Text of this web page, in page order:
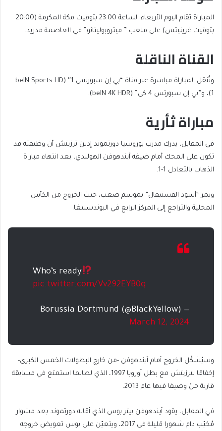
المباراة تقام اليوم الأربعاء الساعة 23:00 بتوقيت مكة المكرمة (20:00
بتوقيت غرينيتش) على ملعب ” ميتروبوليتانو” في العاصمة مدريد.
القناة الناقلة
وتُنقل المباراة مباشرة عبر قناة “بي إن سبورتس 1″ (beIN Sports HD
1)، و”بي إن سبورتس 4 كي” (beIN 4K HDR).
مباراة ثأرية
في المقابل، يدرك مدرب بوروسيا دورتموند إدين ترزيتش أن وظيفته قد
تكون على المحك أمام ضيفه آيندهوفن الهولندي، بعد انتهاء مباراة
الذهاب بالتعادل 1-1.
ويمر “أسود الفستيفال” بموسم صعب، حيث الخروج من الكأس
المحلية والتراجع إلى المركز الرابع في البوندسليغا.
Who’s ready
pic.twitter.com/Vv292EYB0q
— Borussia Dortmund (@BlackYellow)
March 12, 2024
وسيُشكّل الخروج أمام آيندهوفن -من خارج البطولات الخمس الكبرى-
إخفاقا لترزيتش مع بطل أوروبا 1997، الذي لطالما استمتع في مسابقة
قارية حلّ وصيفا فيها عام 2013.
في المقابل، يقود آيندهوفن بيتر بوس الذي أقاله دورتموند بعد مشوار
مُخيّب دام شهورا قليلة في 2017، ويتعيّن على بوس تعويض خروجه